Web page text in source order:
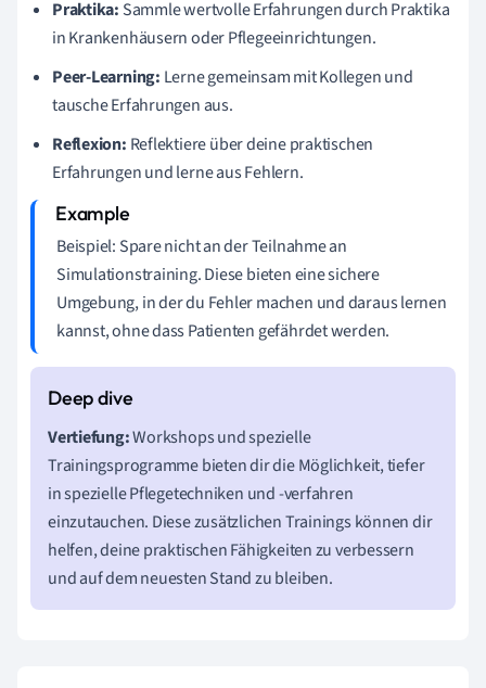
Praktika: Sammle wertvolle Erfahrungen durch Praktika
in Krankenhäusern oder Pflegeeinrichtungen.
Peer-Learning: Lerne gemeinsam mit Kollegen und
tausche Erfahrungen aus.
Reflexion: Reflektiere über deine praktischen
Erfahrungen und lerne aus Fehlern.
Beispiel: Spare nicht an der Teilnahme an
Simulationstraining. Diese bieten eine sichere
Umgebung, in der du Fehler machen und daraus lernen
kannst, ohne dass Patienten gefährdet werden.
Vertiefung:Workshops und spezielle
Trainingsprogramme bieten dir die Möglichkeit, tiefer
in spezielle Pflegetechniken und -verfahren
einzutauchen. Diese zusätzlichen Trainings können dir
helfen, deine praktischen Fähigkeiten zu verbessern
und auf dem neuesten Stand zu bleiben.